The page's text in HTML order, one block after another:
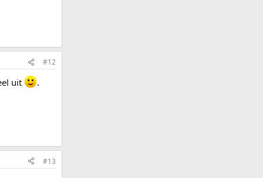
#12
uit .
#13